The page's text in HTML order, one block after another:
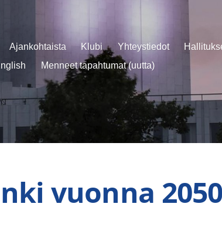
Ajankohtaista Klubi Yhteystiedot
Menneet tapahtumat (uutta)
vuonna 2050